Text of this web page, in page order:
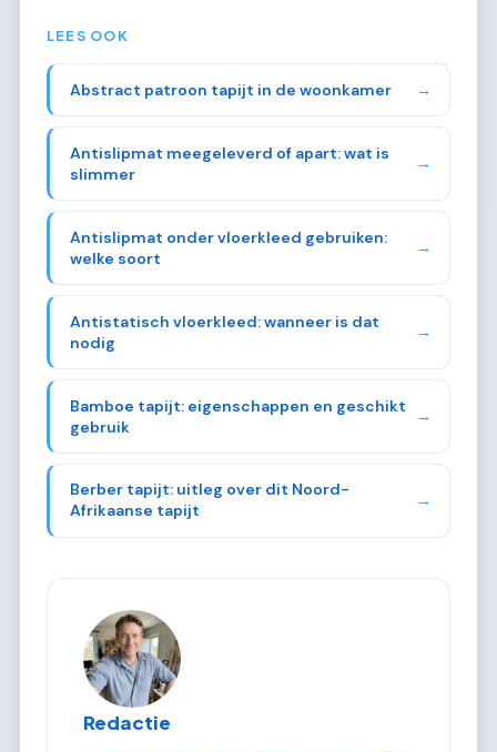
LEES OOK
Abstract patroon tapijt in de woonkamer →
Antislipmat meegeleverd of apart: wat is
slimmer
→
Antislipmat onder vloerkleed gebruiken:
welke soort
→
Antistatisch vloerkleed: wanneer is dat
nodig
→
Bamboe tapijt: eigenschappen en geschikt
gebruik
→
Berber tapijt: uitleg over dit Noord-
Afrikaanse tapijt
→
Redactie